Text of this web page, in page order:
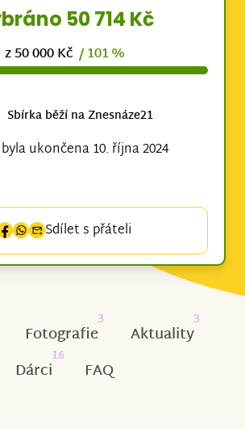
50 714 Kč
z 50 000 Kč / 101 %
Sbírka běží na Znesnáze21
ukončena 10. října 2024
Sdílet s přáteli
Fotografie
3
Aktuality
3
Dárci
16
FAQ